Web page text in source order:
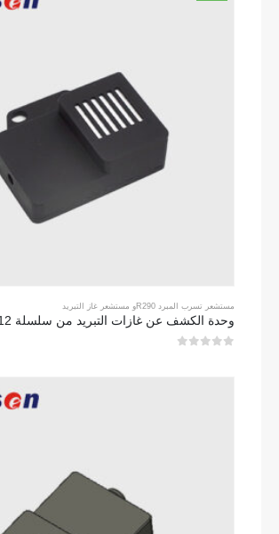
مستشعر تسرب المبرد R290 و مستشعر غاز التبريد
وحدة الكشف عن غازات التبريد من سلسلة ZRT512